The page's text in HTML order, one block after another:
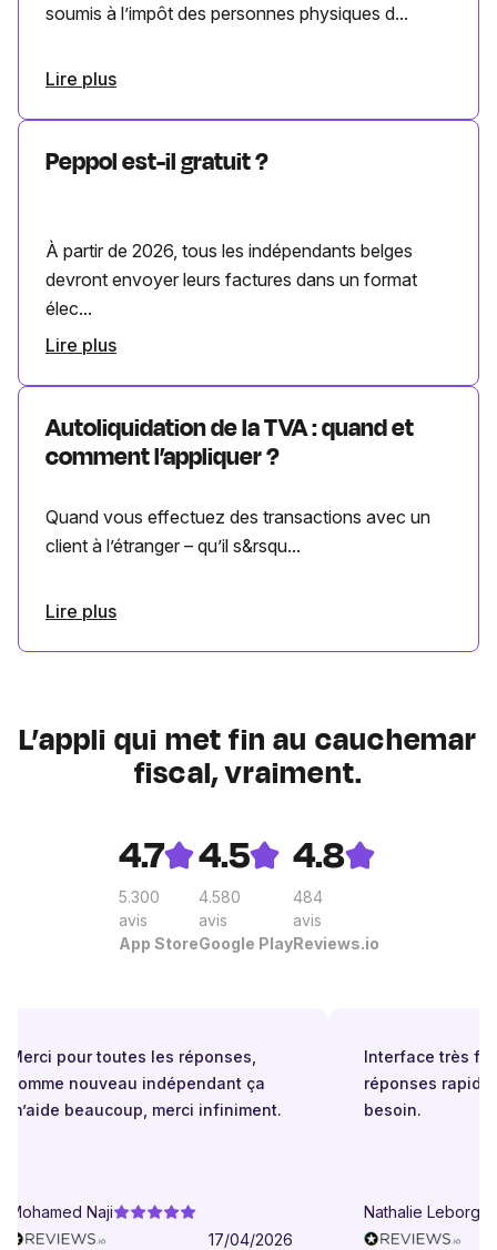
soumis à l’impôt des personnes physiques d...
Lire plus
Peppol est-il gratuit ?
À partir de 2026, tous les indépendants belges
devront envoyer leurs factures dans un format
élec...
Lire plus
Autoliquidation de la TVA : quand et
comment l’appliquer ?
Quand vous effectuez des transactions avec un
client à l’étranger – qu’il s&rsqu...
Lire plus
L’appli qui met fin au cauchemar
fiscal, vraiment.
4.7
5.300
avis
App Store
4.5
4.580
avis
Google Play
4.8
484
avis
Reviews.io
Merci pour toutes les réponses,
comme nouveau indépendant ça
m’aide beaucoup, merci infiniment.
Mohamed Naji
17/04/2026
Interface très
réponses
besoin.
Nathalie Leborgne